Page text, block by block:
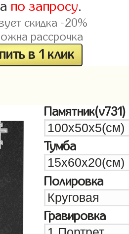
по запросу.
скидка -20%
рассрочка
в 1 клик
Памятник(v731)
Тумба
Полировка
Гравировка